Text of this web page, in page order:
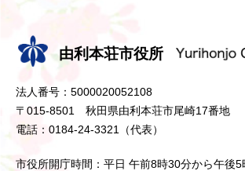
由利本荘市役所
法人番号：5000020052108
〒015-8501 秋田県由利本荘市尾崎17番地
電話：0184-24-3321（代表）
市役所開庁時間：平日 午前8時30分から午後5